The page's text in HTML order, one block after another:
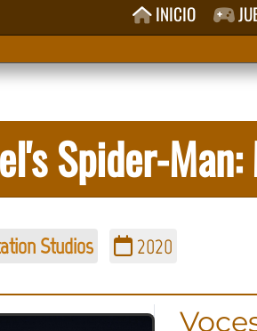
INICIO
Spider-
Studios 2020